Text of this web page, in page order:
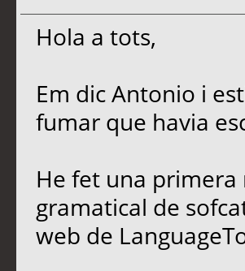
Hola a tots,
Em dic Antonio i
fumar que havia
He fet una
gramatical de
web de